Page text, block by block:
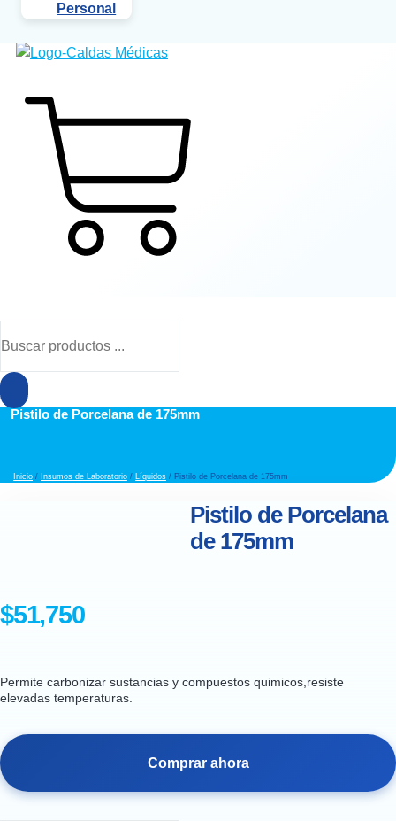
Personal
productos
Pistilo de Porcelana de 175mm
Inicio / Insumos de Laboratorio / Líquidos / Pistilo de Porcelana de 175mm
Pistilo de Porcelana
de 175mm
$51,750
Permite carbonizar sustancias y compuestos quimicos,resiste
elevadas temperaturas.
Comprar ahora